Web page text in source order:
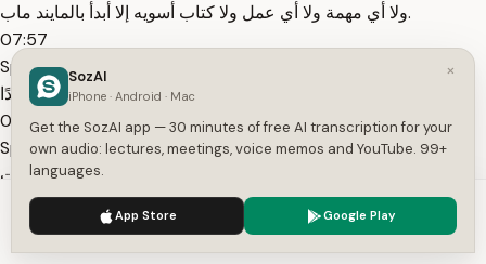
ولا أي مهمة ولا أي عمل ولا كتاب أسويه إلا أبدأ بالمايند ماب.
07:57
Speaker A
08:00
Speaker A
08:06
Speaker A
يشرحونها بطريقة معقدة فتكره الواحد فيها أو يستصعبها.
We use cookies to enhance your experience.
×
SozAI
iPhone · Android · Mac
Get the SozAI app — 30 minutes of free AI transcription for your
own audio: lectures, meetings, voice memos and YouTube. 99+
languages.
App Store Google Play